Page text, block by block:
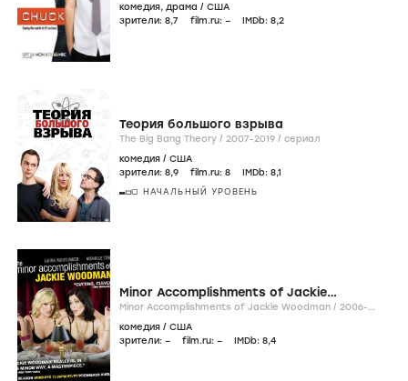
комедия, драма / США
зрители: 8,7 film.ru: – IMDb: 8,2
Теория большого взрыва
The Big Bang Theory / 2007-2019 / сериал
комедия / США
зрители: 8,9 film.ru: 8 IMDb: 8,1
НАЧАЛЬНЫЙ УРОВЕНЬ
Minor Accomplishments of Jackie
Woodman
Minor Accomplishments of Jackie Woodman / 2006-
комедия / США
зрители: – film.ru: – IMDb: 8,4